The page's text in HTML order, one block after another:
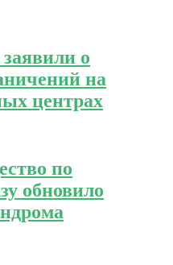
о
на
центрах
по
обновило